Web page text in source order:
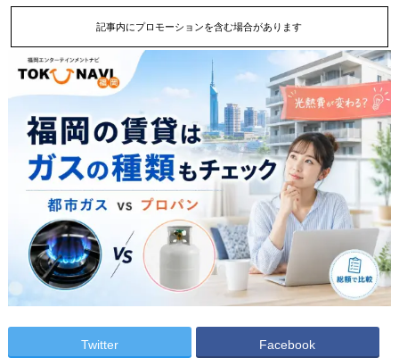
記事内にプロモーションを含む場合があります
Twitter Facebook